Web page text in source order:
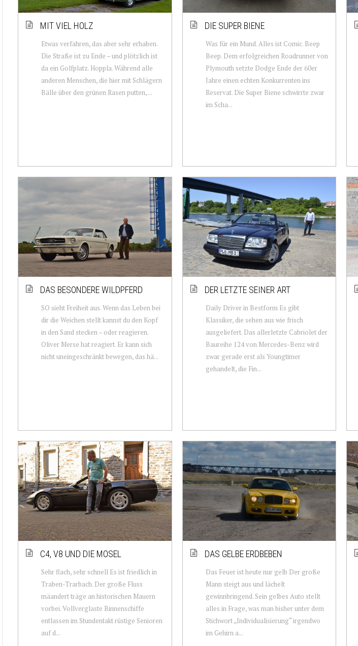
MIT VIEL HOLZ
Etwas verfahren, das aber sehr erhaben.
Die Straße ist zu Ende – und plötzlich ist
da ein Golfplatz. Hoppla. Während alle
anderen Menschen, die hier mit Schlägern
Bälle über den grünen Rasen putten, ...
DIE SUPER BIENE
Was für ein Mund. Alles ist Comic. Beep
Beep. Dem erfolgreichen Roadrunner von
Plymouth setzte Dodge Ende der 60er
Jahre einen echten Konkurrenten ins
Reservat. Die Super Biene schwirrte zwar
im Scha...
DAS BESONDERE WILDPFERD
SO sieht Freiheit aus. Wenn das Leben bei
dir die Weichen stellt kannst du den Kopf
in den Sand stecken – oder reagieren.
Oliver Merse hat reagiert. Er kann sich
nicht uneingeschränkt bewegen, das hä...
DER LETZTE SEINER ART
Daily Driver in Bestform Es gibt
Klassiker, die sehen aus wie frisch
ausgeliefert. Das allerletzte Cabriolet der
Baureihe 124 von Mercedes-Benz wird
zwar gerade erst als Youngtimer
gehandelt, die Fin...
C4, V8 UND DIE MOSEL
Sehr flach, sehr schnell Es ist friedlich in
Traben-Trarbach. Der große Fluss
mäandert träge an historischen Mauern
vorbei. Vollverglaste Binnenschiffe
entlassen im Stundentakt rüstige Senioren
auf d...
DAS GELBE ERDBEBEN
Das Feuer ist heute nur gelb Der große
Mann steigt aus und lächelt
gewinnbringend. Sein gelbes Auto stellt
alles in Frage, was man bisher unter dem
Stichwort „Individualisierung“ irgendwo
im Gehirn a...